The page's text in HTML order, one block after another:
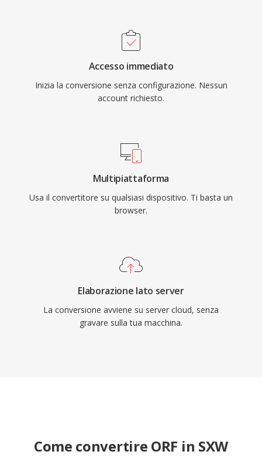
Accesso immediato
Inizia la conversione senza configurazione. Nessun
account richiesto.
Multipiattaforma
Usa il convertitore su qualsiasi dispositivo. Ti basta un
browser.
Elaborazione lato server
La conversione avviene su server cloud, senza
gravare sulla tua macchina.
Come convertire ORF in SXW